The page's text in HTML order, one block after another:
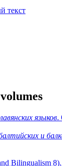
текст
языков.
и
Bilingualism